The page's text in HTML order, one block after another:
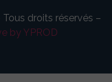
droits réservés –
by YPROD